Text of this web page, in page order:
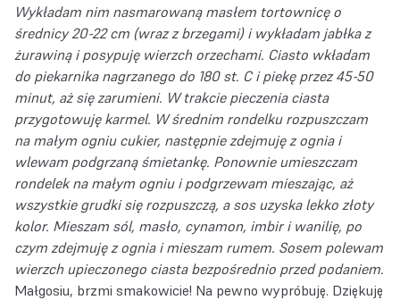
Wykładam nim nasmarowaną masłem tortownicę o
średnicy 20-22 cm (wraz z brzegami) i wykładam jabłka z
żurawiną i posypuję wierzch orzechami. Ciasto wkładam
do piekarnika nagrzanego do 180 st. C i piekę przez 45-50
minut, aż się zarumieni. W trakcie pieczenia ciasta
przygotowuję karmel. W średnim rondelku rozpuszczam
na małym ogniu cukier, następnie zdejmuję z ognia i
wlewam podgrzaną śmietankę. Ponownie umieszczam
rondelek na małym ogniu i podgrzewam mieszając, aż
wszystkie grudki się rozpuszczą, a sos uzyska lekko złoty
kolor. Mieszam sól, masło, cynamon, imbir i wanilię, po
czym zdejmuję z ognia i mieszam rumem. Sosem polewam
wierzch upieczonego ciasta bezpośrednio przed podaniem.
Małgosiu, brzmi smakowicie! Na pewno wypróbuję. Dziękuję